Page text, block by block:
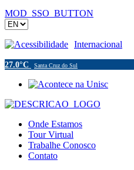
MOD_SSO_BUTTON
Acessibilidade Internacional
27.0°C Santa Cruz do Sul
Onde Estamos
Tour Virtual
Trabalhe Conosco
Contato